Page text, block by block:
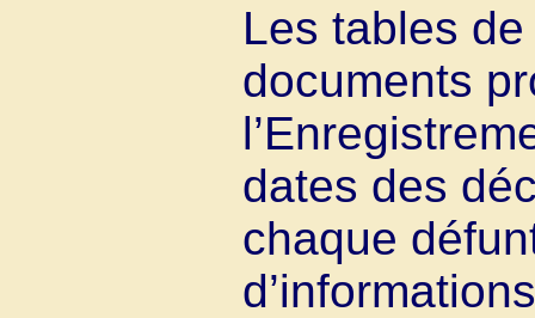
Les tables
documents
dates des
chaque